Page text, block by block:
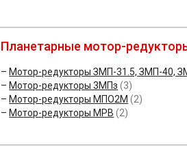
Планетарные мотор-
Мотор-редукторы ЗМП-31.5, ЗМП-40,
Мотор-редукторы 3МПз (3)
Мотор-редукторы МПО2М (2)
Мотор-редукторы МРВ (2)